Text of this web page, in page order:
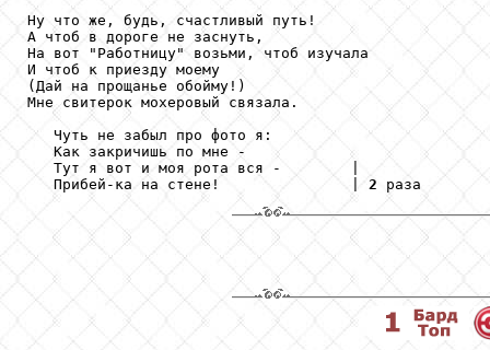
Ну что же, будь, счастливый путь!
А чтоб в дороге не заснуть,
На вот "Работницу" возьми, чтоб изучала
И чтоб к приезду моему
(Дай на прощанье обойму!)
Мне свитерок мохеровый связала.
   Чуть не забыл про фото я:
   Как закричишь по мне -
   Тут я вот и моя рота вся -        |
   Прибей-ка на стене!               |
2 раза